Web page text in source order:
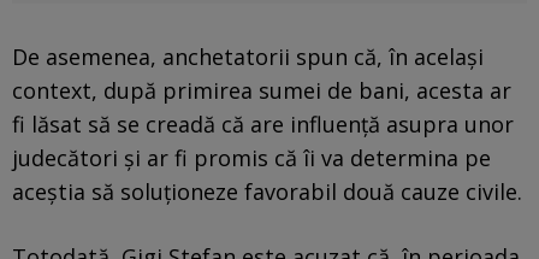
De asemenea, anchetatorii spun că, în același
context, după primirea sumei de bani, acesta ar
fi lăsat să se creadă că are influență asupra unor
judecători și ar fi promis că îi va determina pe
aceștia să soluționeze favorabil două cauze civile.